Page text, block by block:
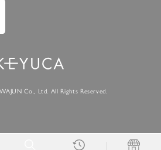
Co., Ltd. All Rights Reserved.